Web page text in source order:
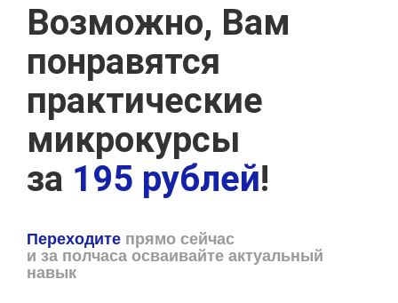
Возможно, Вам
понравятся
практические
микрокурсы
за 195 рублей!
Переходите прямо сейчас
и за полчаса осваивайте актуальный
навык